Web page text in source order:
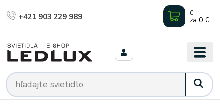
+421 903 229 989 0
za 0 €